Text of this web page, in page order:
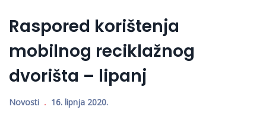
Raspored korištenja
mobilnog reciklažnog
dvorišta – lipanj
Novosti 16. lipnja 2020.